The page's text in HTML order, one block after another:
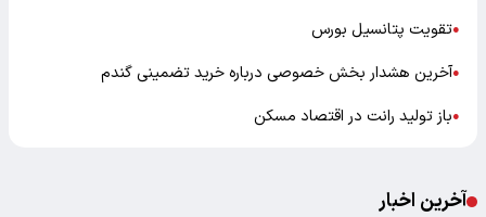
●تقویت پتانسیل بورس
●آخرین هشدار بخش خصوصی درباره خرید تضمینی گندم
●باز تولید رانت در اقتصاد مسکن
آخرین اخبار